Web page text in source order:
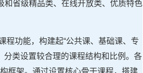
省级精品类、在线开放类、优质特色
程功能，构建起“公共课、基础课、专
分类设置较合理的课程结构和比例。各
框架。通过设置核心骨干课程，搭建